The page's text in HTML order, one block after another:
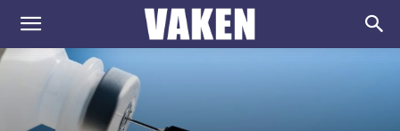
VAKEN.se